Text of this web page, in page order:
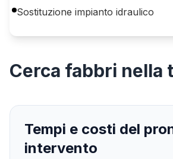
Sostituzione impianto idraulico
Cerca fabbri nella
Tempi e costi del
intervento